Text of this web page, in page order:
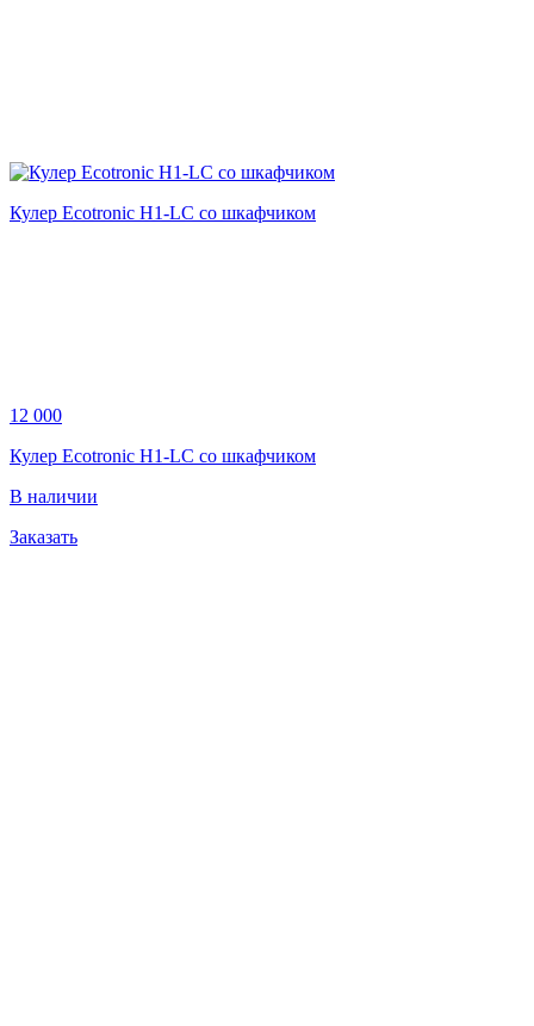
Кулер Ecotronic H1-LC со шкафчиком
12 000
Кулер Ecotronic H1-LC со шкафчиком
В наличии
Заказать